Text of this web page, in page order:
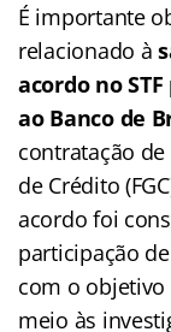
É importante
relacionado à
acordo no
ao Banco de
contratação
de Crédito
acordo foi
participação
com o
meio às